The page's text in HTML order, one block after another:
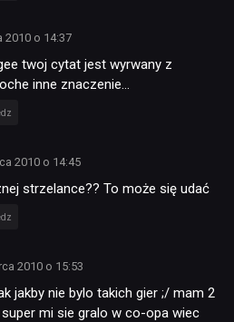
2010 o 14:37
twoj cytat jest wyrwany z
inne znaczenie…
2010 o 14:45
strzelance?? To może się udać
2010 o 15:53
jakby nie bylo takich gier ;/ mam 2
mi sie gralo w co-opa wiec